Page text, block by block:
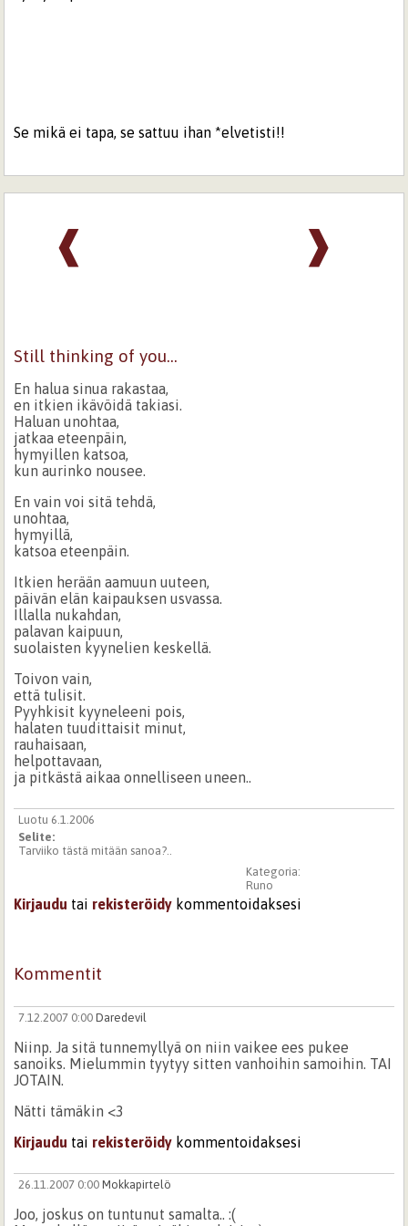
Se mikä ei tapa, se sattuu ihan *elvetisti!!
❱
❰
Still thinking of you...
En halua sinua rakastaa,
en itkien ikävöidä takiasi.
Haluan unohtaa,
jatkaa eteenpäin,
hymyillen katsoa,
kun aurinko nousee.
En vain voi sitä tehdä,
unohtaa,
hymyillä,
katsoa eteenpäin.
Itkien herään aamuun uuteen,
päivän elän kaipauksen usvassa.
Illalla nukahdan,
palavan kaipuun,
suolaisten kyynelien keskellä.
Toivon vain,
että tulisit.
Pyyhkisit kyyneleeni pois,
halaten tuudittaisit minut,
rauhaisaan,
helpottavaan,
ja pitkästä aikaa onnelliseen uneen..
Luotu 6.1.2006
Selite:
Tarviiko tästä mitään sanoa?..
Kategoria:
Runo
Kirjaudu tai rekisteröidy kommentoidaksesi
Kommentit
7.12.2007 0:00 Daredevil
Niinp. Ja sitä tunnemyllyä on niin vaikee ees pukee
sanoiks. Mielummin tyytyy sitten vanhoihin samoihin. TAI
JOTAIN.
Nätti tämäkin <3
Kirjaudu tai rekisteröidy kommentoidaksesi
26.11.2007 0:00 Mokkapirtelö
Joo, joskus on tuntunut samalta.. :(